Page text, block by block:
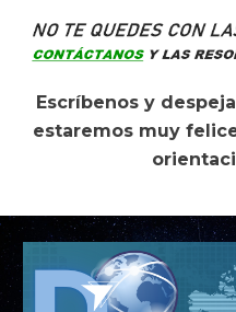
Escríbenos y despeja
estaremos muy